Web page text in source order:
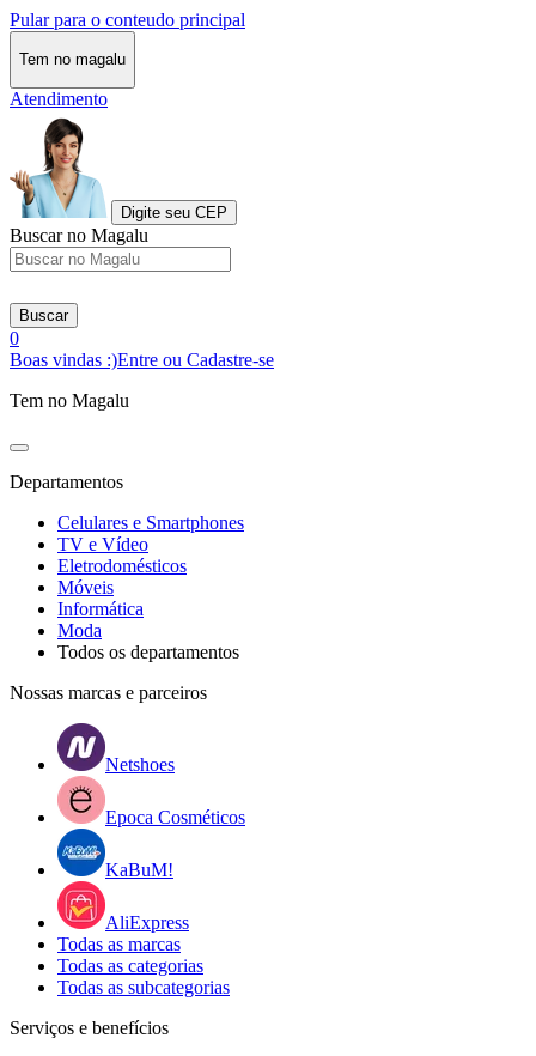
Pular para o conteudo principal
Tem no magalu
Atendimento
Digite seu CEP
Buscar no Magalu
Buscar
0
Boas vindas :)Entre ou Cadastre-se
Tem no Magalu
Departamentos
Celulares e Smartphones
TV e Vídeo
Eletrodomésticos
Móveis
Informática
Moda
Todos os departamentos
Nossas marcas e parceiros
Netshoes
Epoca Cosméticos
KaBuM!
AliExpress
Todas as marcas
Todas as categorias
Todas as subcategorias
Serviços e benefícios